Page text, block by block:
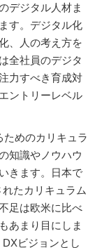
デジタル人材ま
す。デジタル化
、人の考え方を
全社員のデジタ
力すべき育成対
ントリーレベル
めのカリキュラ
知識やノウハウ
きます。日本で
たカリキュラム
足は欧米に比べ
あまり目にしま
ビジョンとし